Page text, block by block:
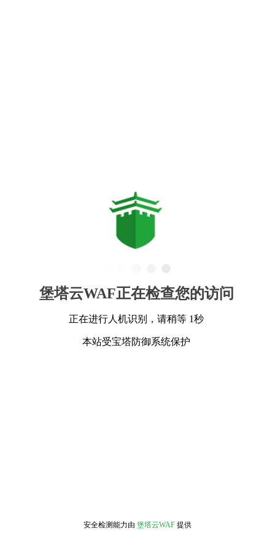
堡塔云WAF正在检查您的访问
正在进行人机识别，请稍等 1秒
本站受宝塔防御系统保护
安全检测能力由 堡塔云WAF 提供